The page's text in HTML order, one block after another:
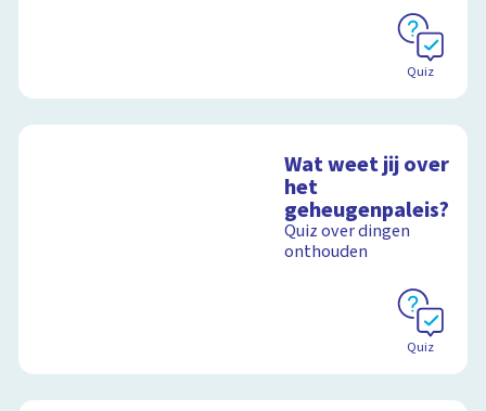
Quiz
Wat weet jij over
het
geheugenpaleis?
Quiz over dingen
onthouden
Quiz